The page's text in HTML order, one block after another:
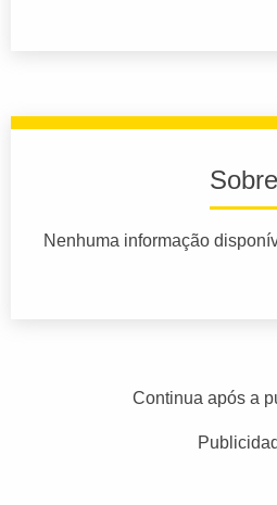
Sobre
Nenhuma informação
Continua após a